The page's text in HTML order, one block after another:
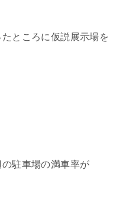
ところに仮説展示場を
駐車場の満車率が